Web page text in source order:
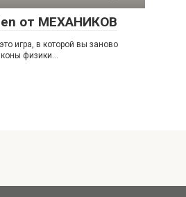
от МЕХАНИКОВ
игра, в которой вы заново
физики…